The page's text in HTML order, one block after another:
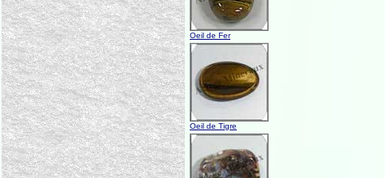
Oeil de Fer
Oeil de Tigre